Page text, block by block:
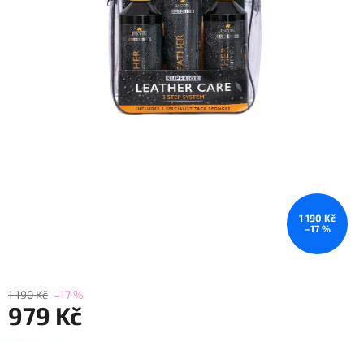
1 190 Kč
–17 %
1 190 Kč –17 %
979 Kč